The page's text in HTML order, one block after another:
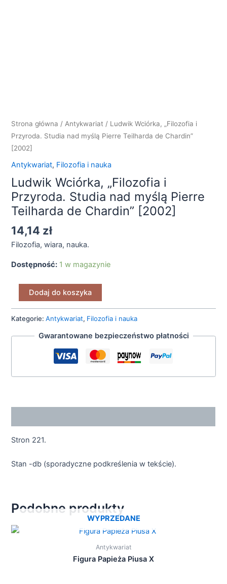
Strona główna / Antykwariat / Ludwik Wciórka, „Filozofia i
Przyroda. Studia nad myślą Pierre Teilharda de Chardin”
[2002]
Antykwariat, Filozofia i nauka
Ludwik Wciórka, „Filozofia i
Przyroda. Studia nad myślą Pierre
Teilharda de Chardin” [2002]
14,14 zł
Filozofia, wiara, nauka.
Dostępność: 1 w magazynie
[2002]
Dodaj do koszyka
Kategorie:Antykwariat, Filozofia i nauka
Gwarantowane bezpieczeństwo płatności
Stron 221.
Stan -db (sporadyczne podkreślenia w tekście).
Podobne produkty
WYPRZEDANE
Antykwariat
Figura Papieża Piusa X